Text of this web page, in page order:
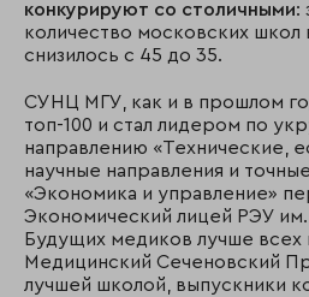
конкурируют со столичными:
количество московских школ
снизилось с 45 до 35.
СУНЦ МГУ, как и в прошлом
топ-100 и стал лидером по
направлению «Технические,
научные направления и
«Экономика и управление»
Экономический лицей РЭУ им.
Будущих медиков лучше всех
Медицинский Сеченовский
лучшей школой, выпускники